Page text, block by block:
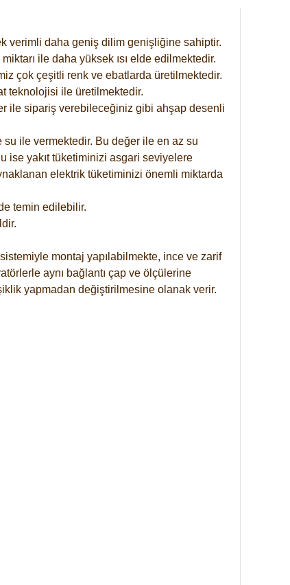
verimli daha geniş dilim genişliğine sahiptir.
ile daha yüksek ısı elde edilmektedir.
çok çeşitli renk ve ebatlarda üretilmektedir.
teknolojisi ile üretilmektedir.
ile sipariş verebileceğiniz gibi ahşap desenli
su ile vermektedir. Bu değer ile en az su
ise yakıt tüketiminizi asgari seviyelere
elektrik tüketiminizi önemli miktarda
temin edilebilir.
montaj yapılabilmekte, ince ve zarif
aynı bağlantı çap ve ölçülerine
yapmadan değiştirilmesine olanak verir.